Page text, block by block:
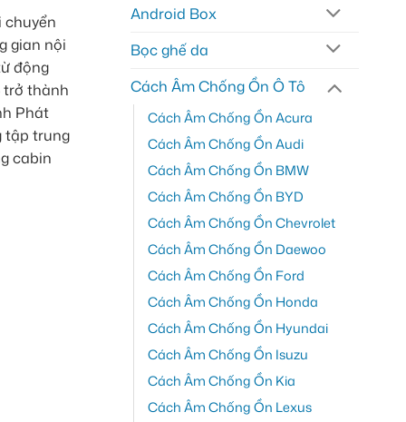
chuyển
gian nội
động
trở thành
Phát
tập trung
cabin
Android Box
Bọc ghế da
Cách Âm Chống Ồn Ô Tô
Cách Âm Chống Ồn Acura
Cách Âm Chống Ồn Audi
Cách Âm Chống Ồn BMW
Cách Âm Chống Ồn BYD
Cách Âm Chống Ồn Chevrolet
Cách Âm Chống Ồn Daewoo
Cách Âm Chống Ồn Ford
Cách Âm Chống Ồn Honda
Cách Âm Chống Ồn Hyundai
Cách Âm Chống Ồn Isuzu
Cách Âm Chống Ồn Kia
Cách Âm Chống Ồn Lexus